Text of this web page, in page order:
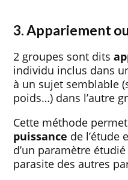
3. Appariement
2 groupes sont dits
individu inclus dans
à un sujet semblable
poids…) dans l’autre
Cette méthode
puissance de l’étude
d’un paramètre
parasite des autres